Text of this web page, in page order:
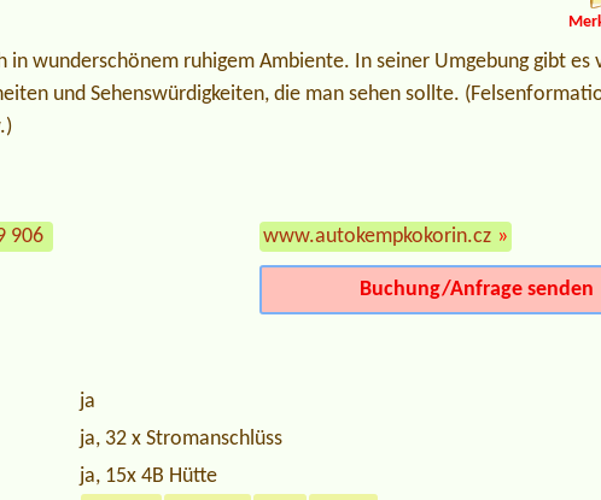
in wunderschönem ruhigem Ambiente. In seiner Umgebung gibt es
und Sehenswürdigkeiten, die man sehen sollte.
906 www.autokempkokorin.cz »
Buchung/Anfrage senden
ja
ja, 32 x Stromanschlüss
ja, 15x 4B Hütte